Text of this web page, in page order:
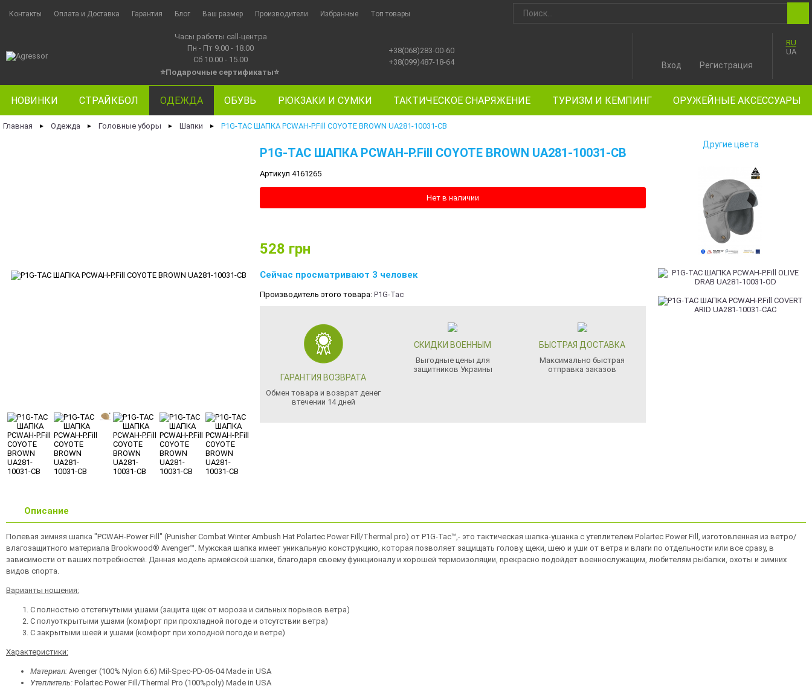
Контакты Оплата и Доставка Гарантия Блог Ваш размер Производители Избранные Топ товары
Часы работы call-центра
Пн - Пт 9.00 - 18.00
Сб 10.00 - 15.00
⭐Подарочные сертификаты⭐
+38(068)283-00-60
+38(099)487-18-64
RU
UA
Вход Регистрация
НОВИНКИ СТРАЙКБОЛ ОДЕЖДА ОБУВЬ РЮКЗАКИ И СУМКИ ТАКТИЧЕСКОЕ СНАРЯЖЕНИЕ ТУРИЗМ И КЕМПИНГ ОРУЖЕЙНЫЕ АКСЕССУАРЫ
Главная ► Одежда ► Головные уборы ► Шапки ► P1G-TAC ШАПКА PCWAH-P.Fill COYOTE BROWN UA281-10031-CB
P1G-TAC ШАПКА PCWAH-P.Fill COYOTE BROWN UA281-10031-CB
Артикул 4161265
Нет в наличии
528 грн
Сейчас просматривают 3 человек
Производитель этого товара: P1G-Tac
ГАРАНТИЯ ВОЗВРАТА
Обмен товара и возврат денег
втечении 14 дней
СКИДКИ ВОЕННЫМ
Выгодные цены для
защитников Украины
БЫСТРАЯ ДОСТАВКА
Максимально быстрая
отправка заказов
Другие цвета
Описание
Полевая зимняя шапка "PCWAH-Power Fill" (Punisher Combat Winter Ambush Hat Polartec Power Fill/Thermal pro) от P1G-Tac™,- это тактическая шапка-ушанка с утеплителем Polartec Power Fill, изготовленная из ветро/
влагозащитного материала Brookwood® Avenger™. Мужская шапка имеет уникальную конструкцию, которая позволяет защищать голову, щеки, шею и уши от ветра и влаги по отдельности или все сразу, в
зависимости от ваших потребностей. Данная модель армейской шапки, благодаря своему функционалу и хорошей термоизоляции, прекрасно подойдет военнослужащим, любителям рыбалки, охоты и зимних
видов спорта.
Варианты ношения:
С полностью отстегнутыми ушами (защита щек от мороза и сильных порывов ветра)
С полуоткрытыми ушами (комфорт при прохладной погоде и отсутствии ветра)
С закрытыми шеей и ушами (комфорт при холодной погоде и ветре)
Характеристики:
Материал: Avenger (100% Nylon 6.6) Mil-Spec-PD-06-04 Made in USA
Утеплитель: Polartec Power Fill/Thermal Pro (100%poly) Made in USA